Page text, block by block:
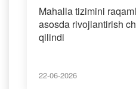
Mahalla tizimini
asosda rivojlantirish
qilindi
22-06-2026